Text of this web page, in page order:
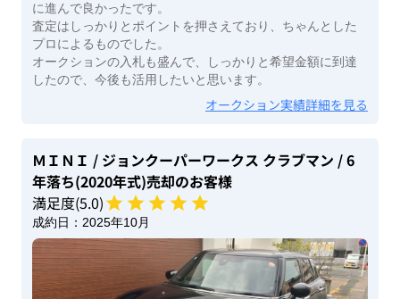
に進んで良かったです。
査定はしっかりとポイントを押さえており、ちゃんとした
プロによるものでした。
オークションの入札も盛んで、しっかりと希望金額に到達
したので、今後も活用したいと思います。
オークション実績詳細を見る
ＭＩＮＩ / ジョンクーパーワークス クラブマン / 6
年落ち(2020年式)売却のお客様
満足度(5.0)
成約日： 2025年10月